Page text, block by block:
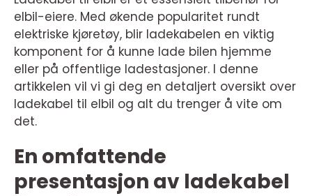
elbil-eiere. Med økende popularitet rundt
elektriske kjøretøy, blir ladekabelen en viktig
komponent for å kunne lade bilen hjemme
eller på offentlige ladestasjoner. I denne
artikkelen vil vi gi deg en detaljert oversikt over
ladekabel til elbil og alt du trenger å vite om
det.
En omfattende
presentasjon av ladekabel